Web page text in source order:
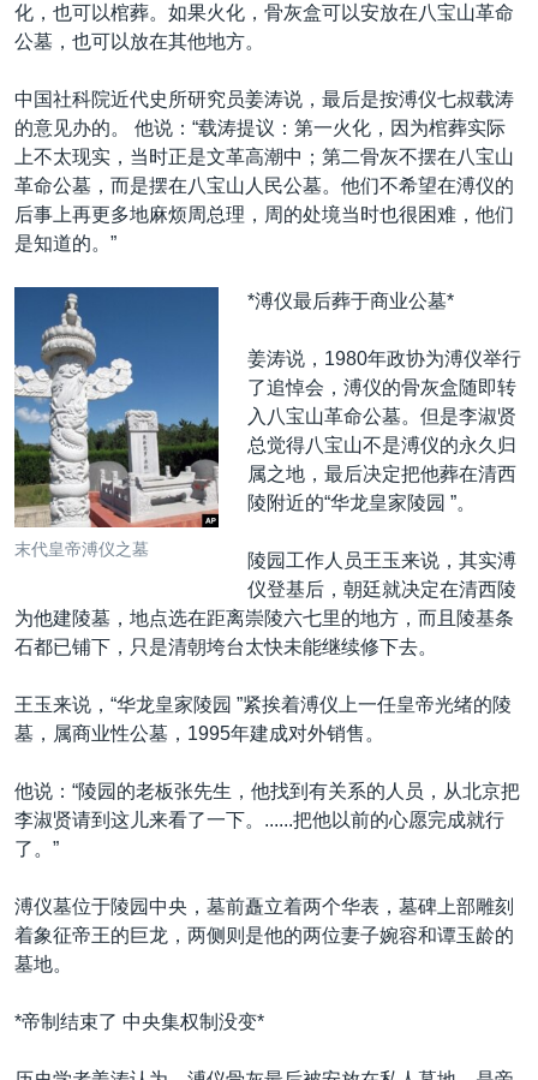
化，也可以棺葬。如果火化，骨灰盒可以安放在八宝山革命
公墓，也可以放在其他地方。
中国社科院近代史所研究员姜涛说，最后是按溥仪七叔载涛
的意见办的。 他说：“载涛提议：第一火化，因为棺葬实际
上不太现实，当时正是文革高潮中；第二骨灰不摆在八宝山
革命公墓，而是摆在八宝山人民公墓。他们不希望在溥仪的
后事上再更多地麻烦周总理，周的处境当时也很困难，他们
是知道的。”
末代皇帝溥仪之墓
*溥仪最后葬于商业公墓*
姜涛说，1980年政协为溥仪举行
了追悼会，溥仪的骨灰盒随即转
入八宝山革命公墓。但是李淑贤
总觉得八宝山不是溥仪的永久归
属之地，最后决定把他葬在清西
陵附近的“华龙皇家陵园 ”。
陵园工作人员王玉来说，其实溥
仪登基后，朝廷就决定在清西陵
为他建陵墓，地点选在距离崇陵六七里的地方，而且陵基条
石都已铺下，只是清朝垮台太快未能继续修下去。
王玉来说，“华龙皇家陵园 ”紧挨着溥仪上一任皇帝光绪的陵
墓，属商业性公墓，1995年建成对外销售。
他说：“陵园的老板张先生，他找到有关系的人员，从北京把
李淑贤请到这儿来看了一下。......把他以前的心愿完成就行
了。”
溥仪墓位于陵园中央，墓前矗立着两个华表，墓碑上部雕刻
着象征帝王的巨龙，两侧则是他的两位妻子婉容和谭玉龄的
墓地。
*帝制结束了 中央集权制没变*